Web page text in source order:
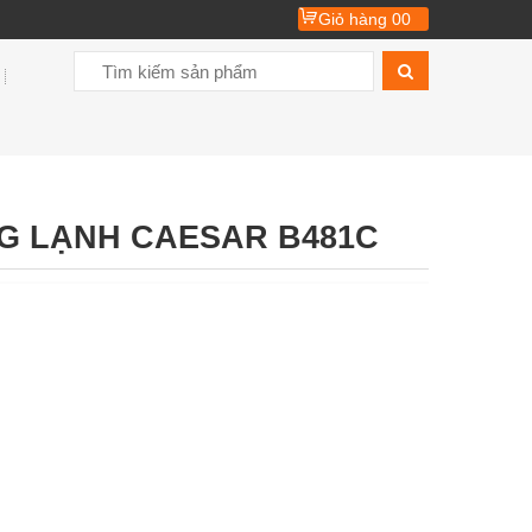
Giỏ hàng 00
LẠNH CAESAR B481C